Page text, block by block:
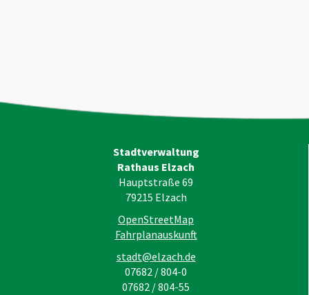
Stadtverwaltung
Rathaus Elzach
Hauptstraße 69
79215 Elzach
OpenStreetMap
Fahrplanauskunft
stadt@elzach.de
07682 / 804-0
07682 / 804-55